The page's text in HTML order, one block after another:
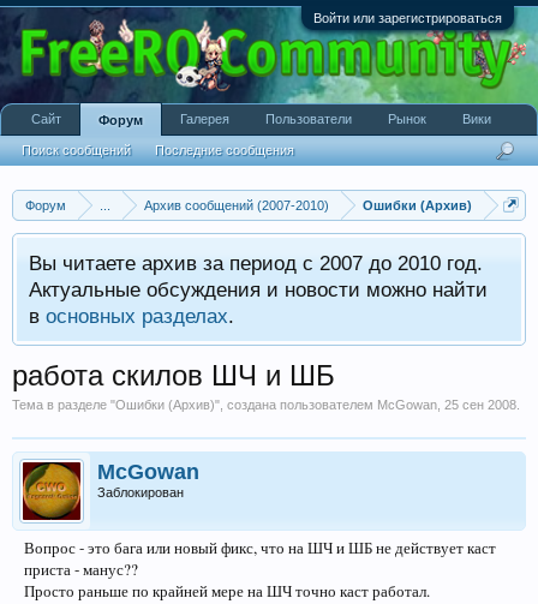
Войти или зарегистрироваться
Форум Архив сообщений (2007-2010) Ошибки (Архив)
Вы читаете архив за период с 2007 до 2010 год.
Актуальные обсуждения и новости можно найти
в основных разделах.
работа скилов ШЧ и ШБ
Тема в разделе "Ошибки (Архив)", создана пользователем McGowan 25 сен 2008
McGowan
Заблокирован
Вопрос - это бага или новый фикс, что на ШЧ и ШБ не действует каст
приста - манус??
Просто раньше по крайней мере на ШЧ точно каст работал.
Сайт Форум
Поиск сообщений Последние сообщения
Галерея Пользователи Рынок Вики